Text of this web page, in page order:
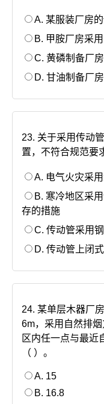
A. 某服装厂房
B. 甲胺厂房采
C. 黄磷制备厂
D. 甘油制备厂
23. 关于采用传动
置，不符合规范要
A. 电气火灾采
B. 寒冷地区采
存的措施
C. 传动管采用
D. 传动管上闭
24. 某单层木器厂
6m，采用自然排
区内任一点与最近
（ ）。
A. 15
B. 16.8